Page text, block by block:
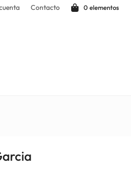
Contacto 0 elementos